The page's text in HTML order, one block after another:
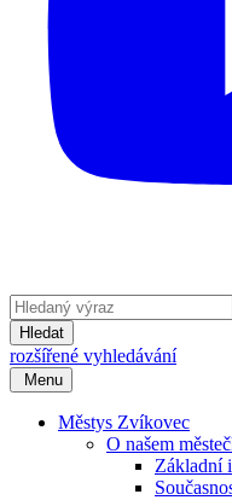
Hledat
rozšířené vyhledávání
Menu
Městys Zvíkovec
O našem
Základní